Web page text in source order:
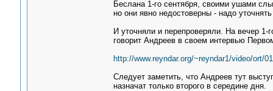
Беслана 1-го сентября, своими ушами
но они явно недостоверны - надо
И уточняли и перепроверяли. На вечер 1-
говорит Андреев в своем интервью
http://www.reyndar.org/~reyndar1/video/ort/
Следует заметить, что Андреев тут
назначат только второго в середине дня.